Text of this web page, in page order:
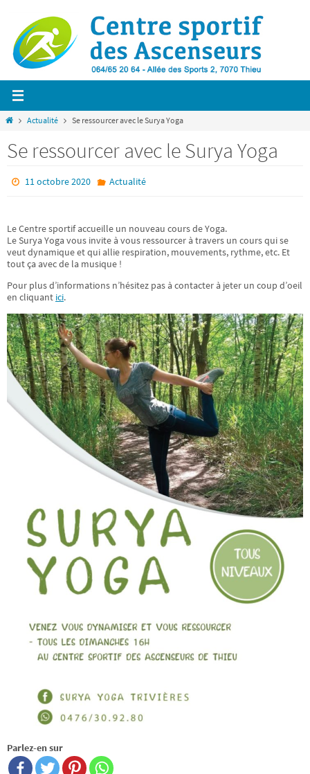
contenu
HomeActualité Se ressourcer avec le Surya Yoga
Se ressourcer avec le Surya Yoga
11 octobre 2020 Actualité
Le Centre sportif accueille un nouveau cours de Yoga.
Le Surya Yoga vous invite à vous ressourcer à travers un cours qui se
veut dynamique et qui allie respiration, mouvements, rythme, etc. Et
tout ça avec de la musique !
Pour plus d’informations n’hésitez pas à contacter à jeter un coup d’oeil
en cliquant ici.
Parlez-en sur